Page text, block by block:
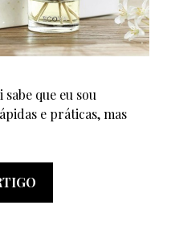
que eu sou
e práticas, mas